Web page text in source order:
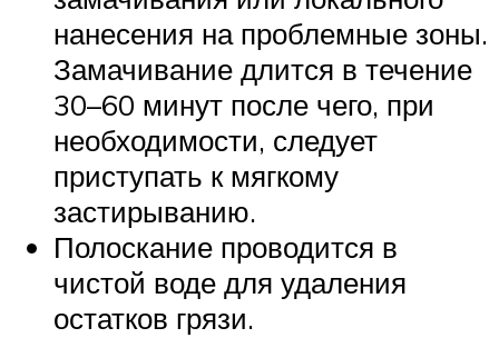
нанесения на проблемные зоны.
Замачивание длится в течение
30–60 минут после чего, при
необходимости, следует
приступать к мягкому
застирыванию.
Полоскание проводится в
чистой воде для удаления
остатков грязи.